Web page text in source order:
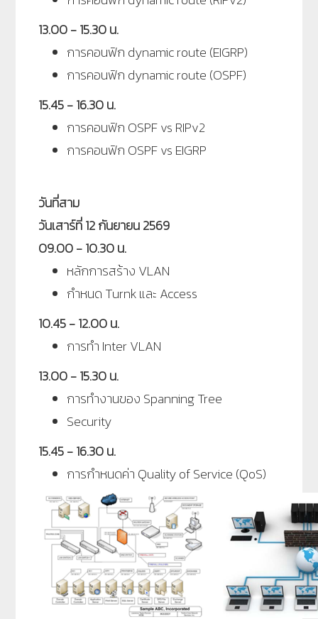
13.00 - 15.30 น.
การคอนฟิก dynamic route (EIGRP)
การคอนฟิก dynamic route (OSPF)
15.45 - 16.30 น.
การคอนฟิก OSPF vs RIPv2
การคอนฟิก OSPF vs EIGRP
วันที่สาม
วันเสาร์ที่ 12 กันยายน 2569
09.00 - 10.30 น.
หลักการสร้าง VLAN
กำหนด Turnk และ Access
10.45 - 12.00 น.
การทำ Inter VLAN
13.00 - 15.30 น.
การทำงานของ Spanning Tree
Security
15.45 - 16.30 น.
การกำหนดค่า Quality of Service (QoS)